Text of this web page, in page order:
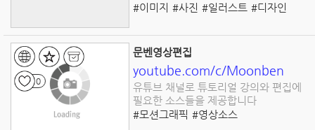
#이미지 #사진 #일러스트 #디자인
문벤영상편집
youtube.com/c/Moonben
유튜브 채널로 튜토리얼 강의와 편집에
필요한 소스들을 제공합니다
#모션그래픽 #영상소스
0